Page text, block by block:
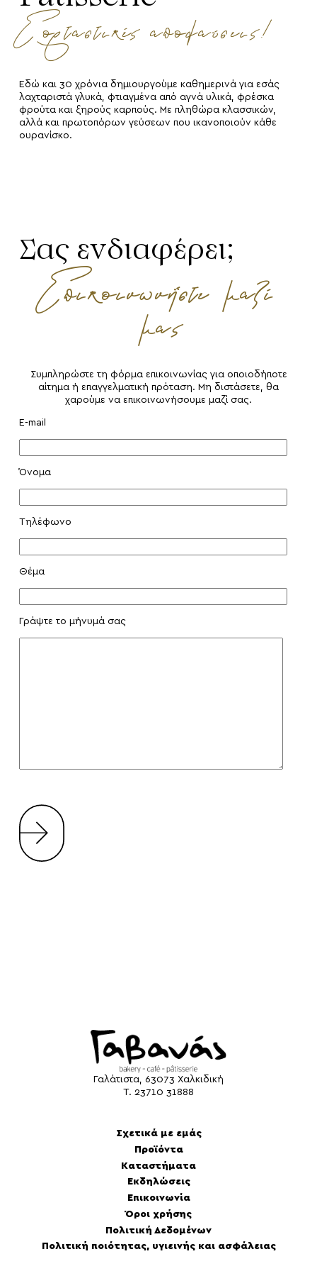
Εορταστικές απολαύσεις!
Εδώ και 30 χρόνια δημιουργούμε καθημερινά για εσάς
λαχταριστά γλυκά, φτιαγμένα από αγνά υλικά, φρέσκα
φρούτα και ξηρούς καρπούς. Με πληθώρα κλασσικών,
αλλά και πρωτοπόρων γεύσεων που ικανοποιούν κάθε
ουρανίσκο.
Σας ενδιαφέρει;
Επικοινωνήστε μαζί
μας
Συμπληρώστε τη φόρμα επικοινωνίας για οποιοδήποτε
αίτημα ή επαγγελματική πρόταση. Μη διστάσετε, θα
χαρούμε να επικοινωνήσουμε μαζί σας.
E-mail
Όνομα
Τηλέφωνο
Θέμα
Γράψτε το μήνυμά σας
Σχετικά με εμάς
Προϊόντα
Καταστήματα
Εκδηλώσεις
Επικοινωνία
Όροι χρήσης
Πολιτική Δεδομένων
Πολιτική ποιότητας, υγιεινής και ασφάλειας
Γαλάτιστα, 63073 Χαλκιδική
Τ. 23710 31888